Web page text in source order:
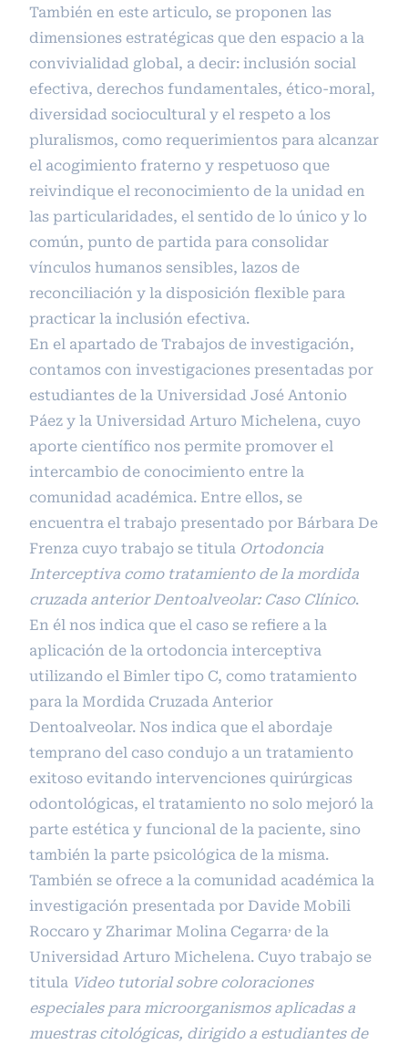
También en este articulo, se proponen las
dimensiones estratégicas que den espacio a la
convivialidad global, a decir: inclusión social
efectiva, derechos fundamentales, ético-moral,
diversidad sociocultural y el respeto a los
pluralismos, como requerimientos para alcanzar
el acogimiento fraterno y respetuoso que
reivindique el reconocimiento de la unidad en
las particularidades, el sentido de lo único y lo
común, punto de partida para consolidar
vínculos humanos sensibles, lazos de
reconciliación y la disposición flexible para
practicar la inclusión efectiva.
En el apartado de Trabajos de investigación,
contamos con investigaciones presentadas por
estudiantes de la Universidad José Antonio
Páez y la Universidad Arturo Michelena, cuyo
aporte científico nos permite promover el
intercambio de conocimiento entre la
comunidad académica. Entre ellos, se
encuentra el trabajo presentado por Bárbara De
Frenza cuyo trabajo se titula Ortodoncia
Interceptiva como tratamiento de la mordida
cruzada anterior Dentoalveolar: Caso Clínico.
En él nos indica que el caso se refiere a la
aplicación de la ortodoncia interceptiva
utilizando el Bimler tipo C, como tratamiento
para la Mordida Cruzada Anterior
Dentoalveolar. Nos indica que el abordaje
temprano del caso condujo a un tratamiento
exitoso evitando intervenciones quirúrgicas
odontológicas, el tratamiento no solo mejoró la
parte estética y funcional de la paciente, sino
también la parte psicológica de la misma.
También se ofrece a la comunidad académica la
investigación presentada por Davide Mobili
Roccaro y Zharimar Molina Cegarra, de la
Universidad Arturo Michelena. Cuyo trabajo se
titula Video tutorial sobre coloraciones
especiales para microorganismos aplicadas a
muestras citológicas, dirigido a estudiantes de